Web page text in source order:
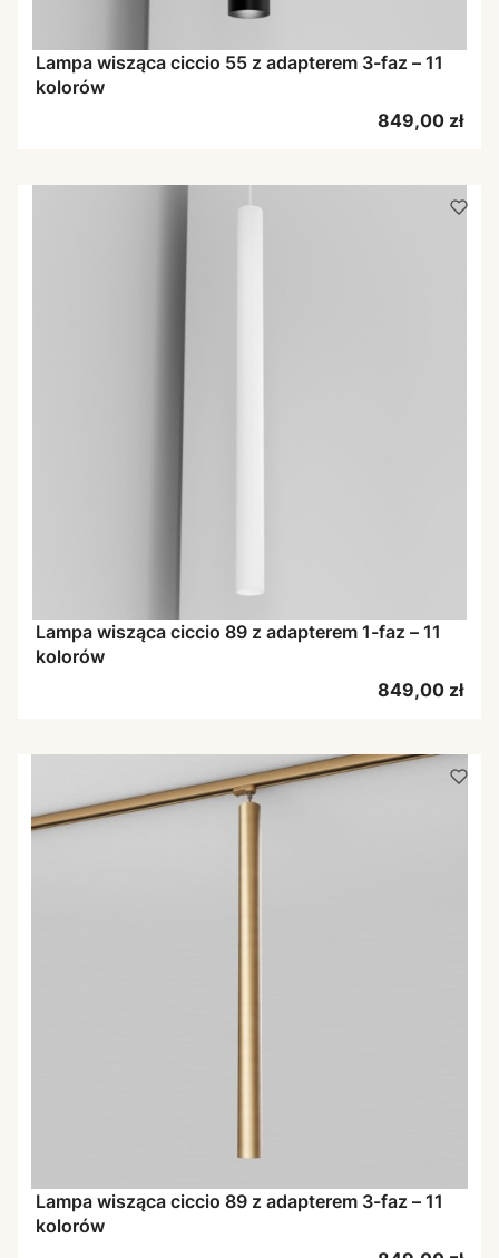
Lampa wisząca ciccio 55 z adapterem 3-faz – 11
kolorów
Cena
849,00 zł
Lampa wisząca ciccio 89 z adapterem 1-faz – 11
kolorów
Cena
849,00 zł
Lampa wisząca ciccio 89 z adapterem 3-faz – 11
kolorów